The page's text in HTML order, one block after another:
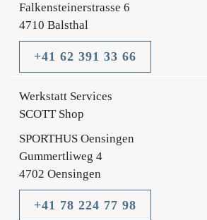
Falkensteinerstrasse 6
4710 Balsthal
+41 62 391 33 66
Werkstatt Services
SCOTT Shop
SPORTHUS Oensingen
Gummertliweg 4
4702 Oensingen
+41 78 224 77 98